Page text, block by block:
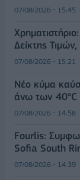
07/08/2026 - 15:45
Δείκτης
07/08/2026 - 15:21
Νέο κύμα
άνω των 40°C
07/08/2026 - 14:58
Fourlis:
Sofia South
07/08/2026 - 14:39